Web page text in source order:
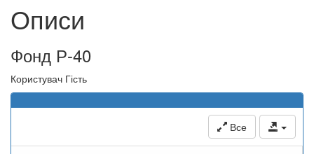
Описи
Фонд Р-40
Користувач Гість
Все